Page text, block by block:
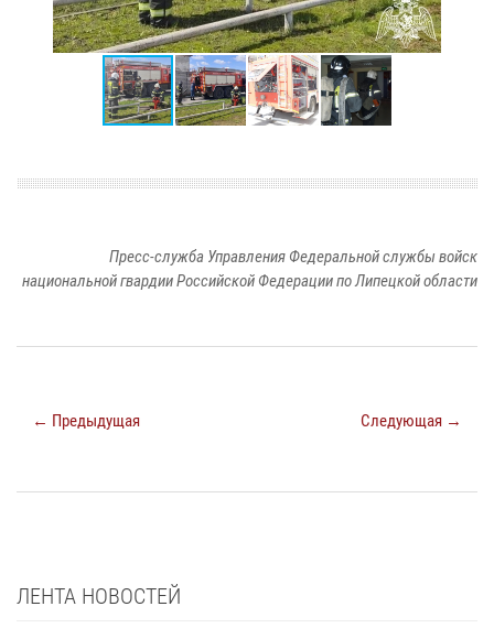
Пресс-служба Управления Федеральной службы войск
национальной гвардии Российской Федерации по Липецкой области
← Предыдущая Следующая →
ЛЕНТА НОВОСТЕЙ